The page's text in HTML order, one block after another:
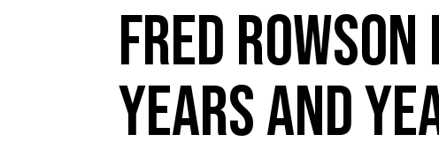
FRED
YEARS AND